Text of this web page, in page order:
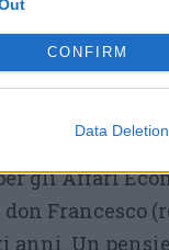
CONFIRM
Data Deletion
perdono
porta con sé;
interiore».
profonda
gli Affari
Francesco
anni. Un